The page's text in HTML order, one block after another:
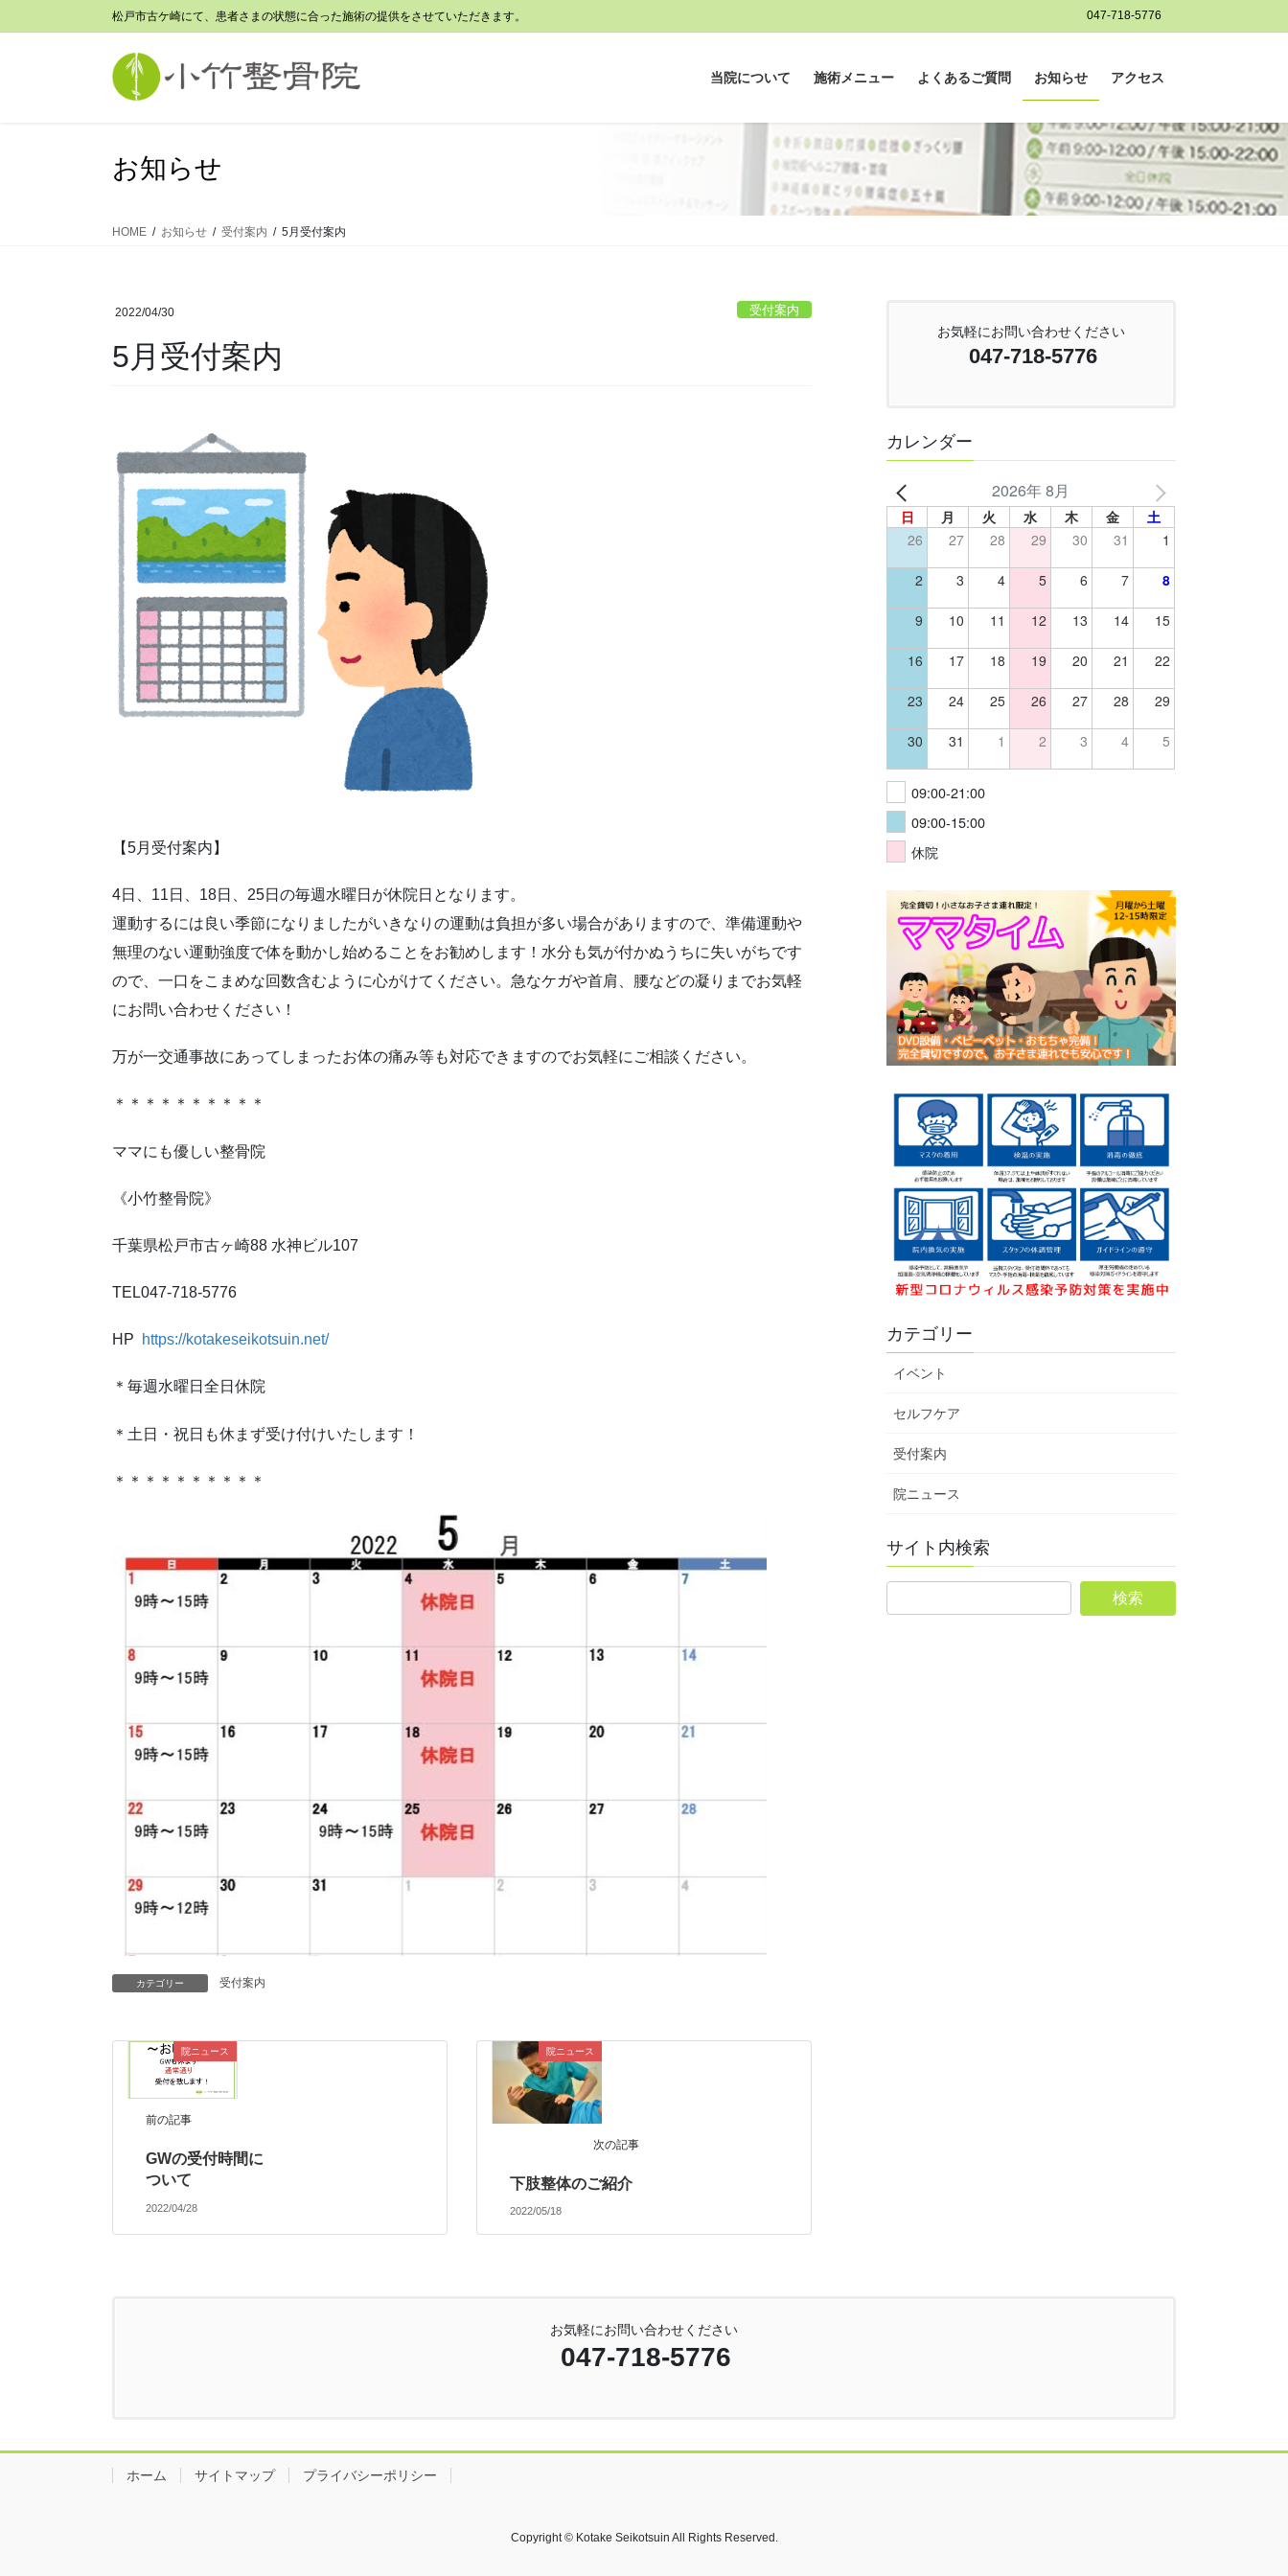
ン
ビ
松戸市古ケ崎にて、患者さまの状態に合った施術の提供をさせていただきます。 047-718-5776
当院について 施術メニュー よくあるご質問 お知らせ アクセス
お知らせ
HOME お知らせ 受付案内 5月受付案内
2022/04/30 受付案内
5月受付案内
【5月受付案内】
4日、11日、18日、25日の毎週水曜日が休院日となります。
運動するには良い季節になりましたがいきなりの運動は負担が多い場合がありますので、準備運動や
無理のない運動強度で体を動かし始めることをお勧めします！水分も気が付かぬうちに失いがちです
ので、一口をこまめな回数含むように心がけてください。急なケガや首肩、腰などの凝りまでお気軽
にお問い合わせください！
万が一交通事故にあってしまったお体の痛み等も対応できますのでお気軽にご相談ください。
＊＊＊＊＊＊＊＊＊＊
ママにも優しい整骨院
《小竹整骨院》
千葉県松戸市古ヶ崎88 水神ビル107
TEL047-718-5776
HP https://kotakeseikotsuin.net/
＊毎週水曜日全日休院
＊土日・祝日も休まず受け付けいたします！
＊＊＊＊＊＊＊＊＊＊
カテゴリー 受付案内
院ニュース
前の記事
GWの受付時間に
ついて
2022/04/28
院ニュース
次の記事
下肢整体のご紹介
2022/05/18
お気軽にお問い合わせください
047-718-5776
カレンダー
2026年 8月
日 月 火 水 木 金
土
26
27 28 29 30 31 1
2 3 4 5 6 7 8
9 10 11 12 13 14 15
16 17 18 19 20 21 22
23 24 25 26 27 28 29
30 31 1 2 3 4 5
09:00-21:00
09:00-15:00
休院
カテゴリー
イベント
セルフケア
受付案内
院ニュース
サイト内検索
お気軽にお問い合わせください
047-718-5776
ホーム サイトマップ プライバシーポリシー
Copyright © Kotake Seikotsuin All Rights Reserved.